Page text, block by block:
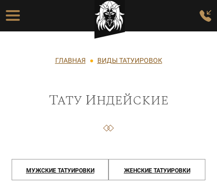
Перейти к основному содержанию
Основная навигация
Строка навигации
ГЛАВНАЯ ВИДЫ ТАТУИРОВОК
Тату Индейские
МУЖСКИЕ ТАТУИРОВКИ ЖЕНСКИЕ ТАТУИРОВКИ